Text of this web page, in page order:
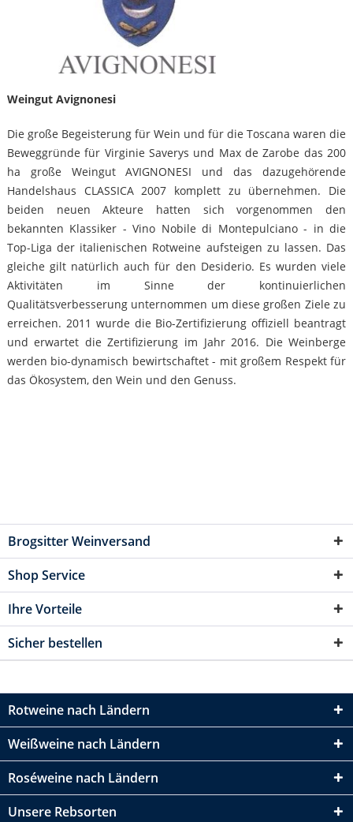
Weingut Avignonesi
Die große Begeisterung für Wein und für die Toscana waren die
Beweggründe für Virginie Saverys und Max de Zarobe das 200
ha große Weingut AVIGNONESI und das dazugehörende
Handelshaus CLASSICA 2007 komplett zu übernehmen. Die
beiden neuen Akteure hatten sich vorgenommen den
bekannten Klassiker - Vino Nobile di Montepulciano - in die
Top-Liga der italienischen Rotweine aufsteigen zu lassen. Das
gleiche gilt natürlich auch für den Desiderio. Es wurden viele
Aktivitäten im Sinne der kontinuierlichen
Qualitätsverbesserung unternommen um diese großen Ziele zu
erreichen. 2011 wurde die Bio-Zertifizierung offiziell beantragt
und erwartet die Zertifizierung im Jahr 2016. Die Weinberge
werden bio-dynamisch bewirtschaftet - mit großem Respekt für
das Ökosystem, den Wein und den Genuss.
Brogsitter Weinversand
Shop Service
Ihre Vorteile
Sicher bestellen
Rotweine nach Ländern
Weißweine nach Ländern
Roséweine nach Ländern
Unsere Rebsorten